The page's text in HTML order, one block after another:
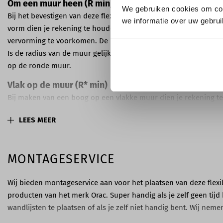
We gebruiken cookies om
we informatie over uw
Om een muur heen (R min)
Bij het bevestigen van deze flexibele wandlijst op een muur
vorm dien je rekening te houden met de 'R min' (minimale
vervorming te voorkomen. De minimale radius van de wandlijst
Is de radius van de muur gelijk aan of groter dan 30 cm? Dan
op de ronde muur.
Vlak op de muur (R* min)
Bij maken van een boog op een vlakke muur dien je rekening
wandlijst in deze toepassing is 230 cm. Is de radius gelijk aan of
Bekijk ook de afbeeldingen ter verduidelijking van de 'R min' en
Montage flexibele wandlijst P7070F
Het monteren van een flexibele wandlijst vereist meer
worden. Voor het monteren van de wandlijst op de muur
LEES MEER
MONTAGESERVICE
Wij bieden montageservice aan voor het plaatsen van deze
producten van het merk Orac. Super handig als je zelf geen
wandlijsten te plaatsen of als je zelf niet handig bent. Wij